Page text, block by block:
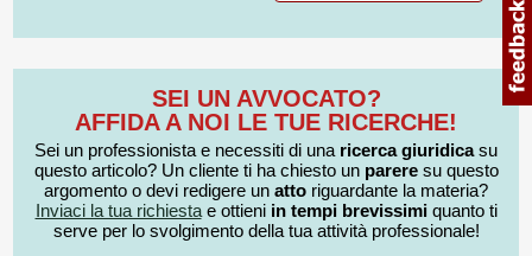
SEI UN AVVOCATO?
AFFIDA A NOI LE TUE RICERCHE!
Sei un professionista e necessiti di una ricerca giuridicasu
questo articolo? Un cliente ti ha chiesto un pareresu questo
argomento o devi redigere un atto riguardante la materia?
Inviaci la tua richiestae ottieni in tempi brevissimiquanto ti
serve per lo svolgimento della tua attività professionale!